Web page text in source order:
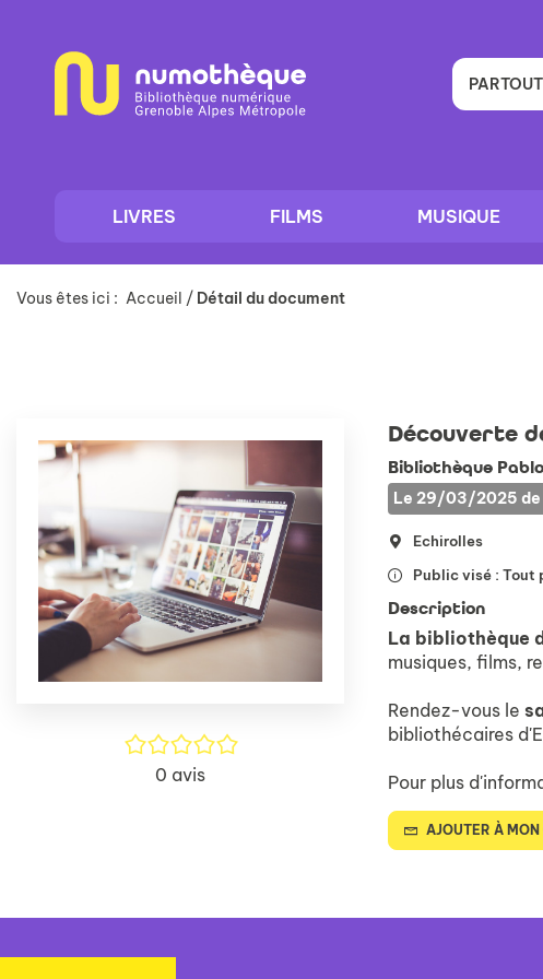
contenu
PARTOUT
LIVRES FILMS MUSIQUE
Vous êtes ici : Accueil / Détail du document
/5
0 avis
Découverte
Bibliothèque
Le 29/03/2025 de
Echirolles
Public visé : Tout
Description
La bibliothèque
musiques, films,
Rendez-vous le
bibliothécaires
Pour plus
AJOUTER À